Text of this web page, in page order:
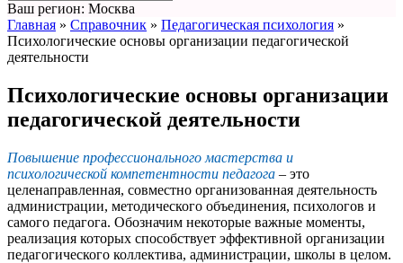
Ваш регион: Москва
Главная » Справочник » Педагогическая психология »
Психологические основы организации педагогической
деятельности
Психологические основы организации
педагогической деятельности
Повышение профессионального мастерства и
психологической компетентности педагога – это
целенаправленная, совместно организованная деятельность
администрации, методического объединения, психологов и
самого педагога. Обозначим некоторые важные моменты,
реализация которых способствует эффективной организации
педагогического коллектива, администрации, школы в целом.